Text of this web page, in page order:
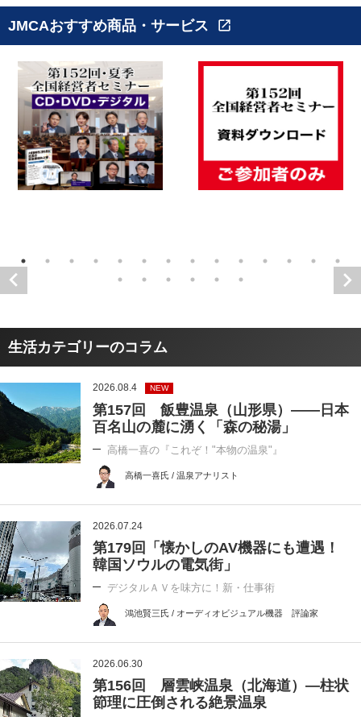
JMCAおすすめ商品・サービス open_in_new
生活カテゴリーのコラム
2026.08.4 NEW
第157回 飯豊温泉（山形県）――日本
百名山の麓に湧く「森の秘湯」
高橋一喜の『これぞ！"本物の温泉"』
高橋一喜氏 / 温泉アナリスト
2026.07.24
第179回「懐かしのAV機器にも遭遇！
韓国ソウルの電気街」
デジタルＡＶを味方に！新・仕事術
鴻池賢三氏 / オーディオビジュアル機器 評論家
2026.06.30
第156回 層雲峡温泉（北海道）―柱状
節理に圧倒される絶景温泉